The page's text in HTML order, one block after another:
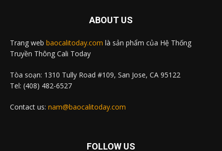
ABOUT US
Trang web baocalitoday.com là sản phẩm của Hệ Thống
Truyền Thông Cali Today
Tòa soạn: 1310 Tully Road #109, San Jose, CA 95122
Tel: (408) 482-6527
Contact us: nam@baocalitoday.com
FOLLOW US